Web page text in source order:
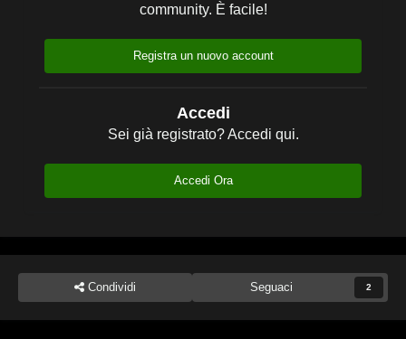
community. È facile!
Registra un nuovo account
Accedi
Sei già registrato? Accedi qui.
Accedi Ora
Condividi Seguaci 2